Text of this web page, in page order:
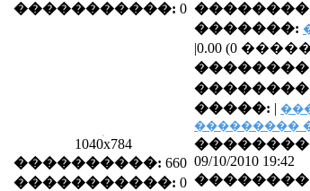
�����������: 0 ��������
�������:
|0.00 (0
1040x784
����������: 660
�����������: 0
�����: |
���������
09/10/2010 19:42
��������